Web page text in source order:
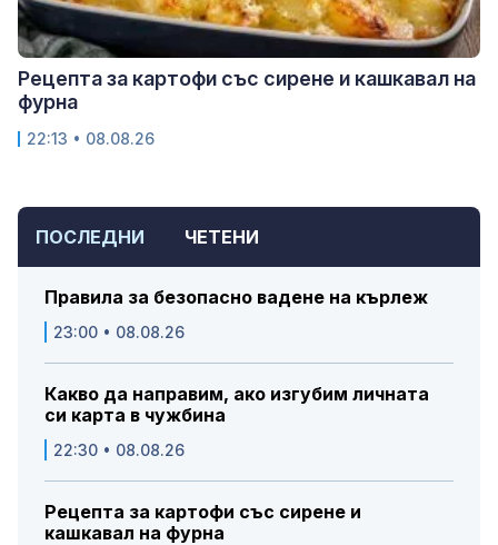
ПОСЛЕДНИ ЧЕТЕНИ
Правила за безопасно вадене на кърлеж
23:00 • 08.08.26
Какво да направим, ако изгубим личната
си карта в чужбина
22:30 • 08.08.26
Рецепта за картофи със сирене и
кашкавал на фурна
Рецепта за картофи със сирене и кашкавал на
фурна
22:13 • 08.08.26